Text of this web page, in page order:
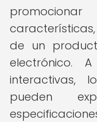
de un
electrónico.
interactivas,
pueden